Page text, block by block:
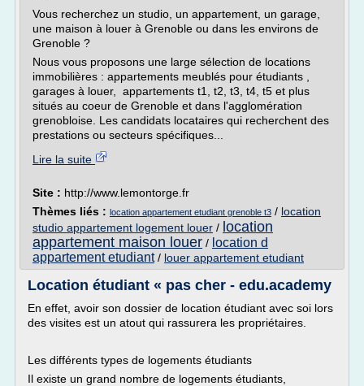
Vous recherchez un studio, un appartement, un garage,
une maison à louer à Grenoble ou dans les environs de
Grenoble ?
Nous vous proposons une large sélection de locations
immobilières : appartements meublés pour étudiants ,
garages à louer, appartements t1, t2, t3, t4, t5 et plus
situés au coeur de Grenoble et dans l'agglomération
grenobloise. Les candidats locataires qui recherchent des
prestations ou secteurs spécifiques...
Lire la suite
Site : http://www.lemontorge.fr
Thèmes liés : location appartement etudiant grenoble t3 / location
studio appartement logement louer / location
appartement maison louer / location d
appartement etudiant/ louer appartement etudiant
Location étudiant « pas cher - edu.academy
En effet, avoir son dossier de location étudiant avec soi lors
des visites est un atout qui rassurera les propriétaires.
Les différents types de logements étudiants
Il existe un grand nombre de logements étudiants,